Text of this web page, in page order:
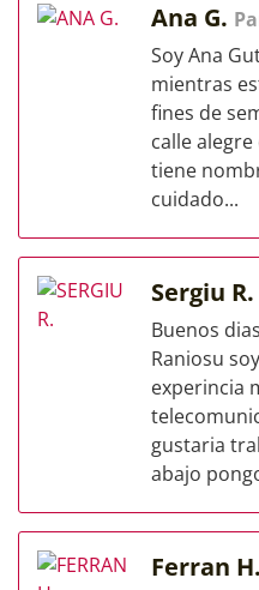
Ana G.
Soy Ana
mientras
fines de
calle
tiene
cuidado...
Sergiu R.
Buenos
Raniosu
experincia
gustaria
abajo
Ferran H.